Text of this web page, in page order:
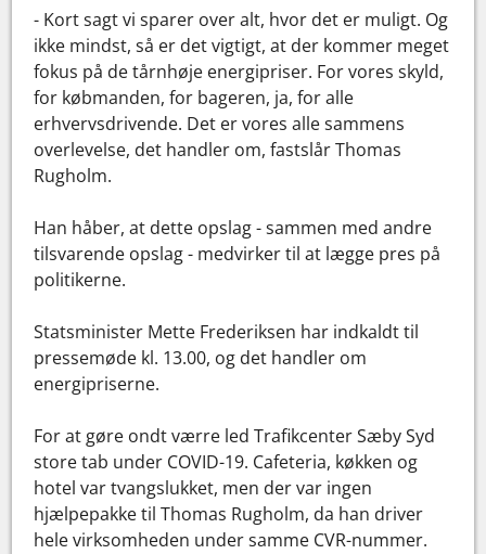
- Kort sagt vi sparer over alt, hvor det er muligt. Og
ikke mindst, så er det vigtigt, at der kommer meget
fokus på de tårnhøje energipriser. For vores skyld,
for købmanden, for bageren, ja, for alle
erhvervsdrivende. Det er vores alle sammens
overlevelse, det handler om, fastslår Thomas
Rugholm.
Han håber, at dette opslag - sammen med andre
tilsvarende opslag - medvirker til at lægge pres på
politikerne.
Statsminister Mette Frederiksen har indkaldt til
pressemøde kl. 13.00, og det handler om
energipriserne.
For at gøre ondt værre led Trafikcenter Sæby Syd
store tab under COVID-19. Cafeteria, køkken og
hotel var tvangslukket, men der var ingen
hjælpepakke til Thomas Rugholm, da han driver
hele virksomheden under samme CVR-nummer.